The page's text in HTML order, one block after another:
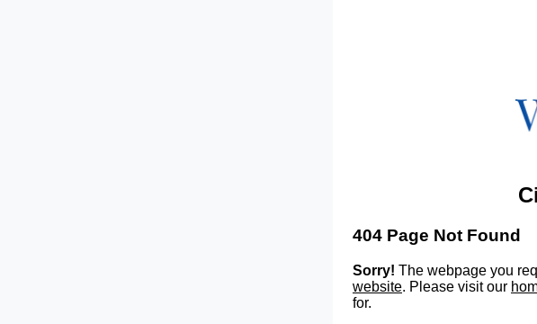
404 Page Not Found
Sorry! The webpage you
website. Please visit our
for.